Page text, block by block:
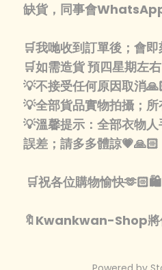
缺貨，同事會
🛒我哋收到訂單後；會
🛒如需造貨 預四星期左右
💡不接受任何原因取消
💡全部貨品實物拍攝；
💡溫馨提示：全部衣物
誤差；請多多體諒💗🙏🏻
🛒祝各位購物愉快🫶🏻🛍️
🔖Kwankwan-Shop將